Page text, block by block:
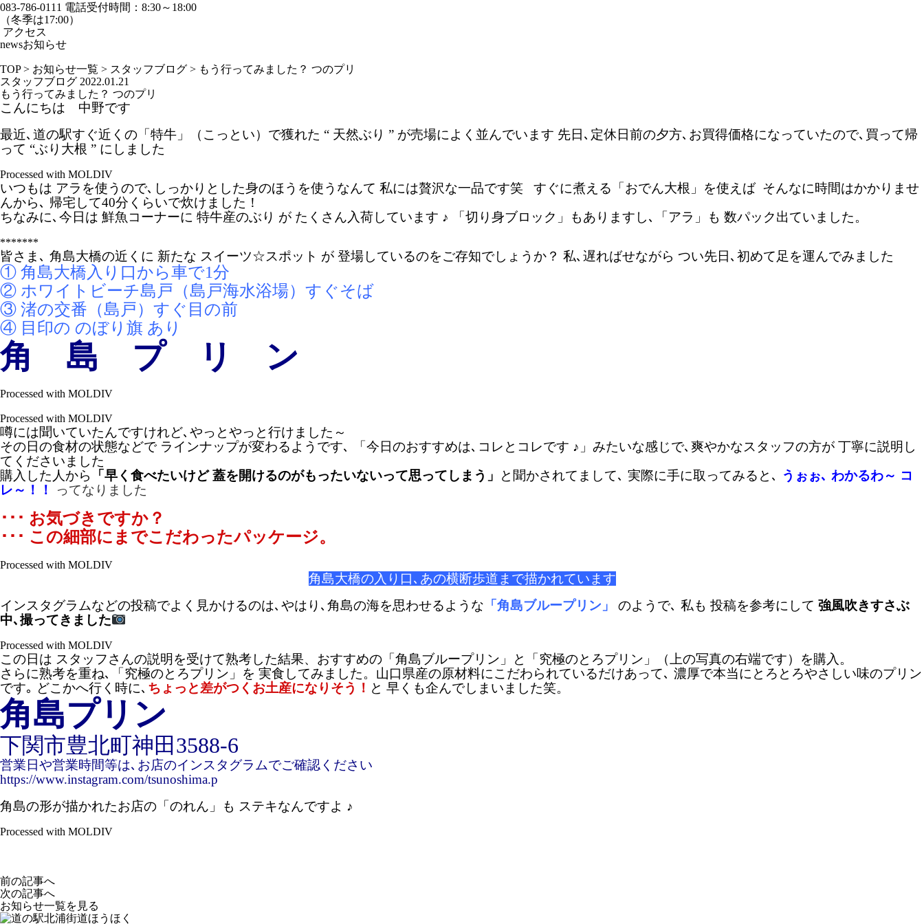
083-786-0111 電話受付時間：8:30～18:00
（冬季は17:00）
アクセス
newsお知らせ
TOP> お知らせ一覧 > スタッフブログ > もう行ってみました？ つのプリ
スタッフブログ 2022.01.21
もう行ってみました？ つのプリ
こんにちは 中野です
最近､道の駅すぐ近くの「特牛」（こっとい）で獲れた “ 天然ぶり ” が売場によく並んでいます 先日､定休日前の夕方､お買得価格になっていたので､買って帰
って “ぶり大根 ” にしました
Processed with MOLDIV
いつもは アラを使うので､しっかりとした身のほうを使うなんて 私には贅沢な一品です笑 すぐに煮える「おでん大根」を使えば そんなに時間はかかりませ
んから､ 帰宅して40分くらいで炊けました！
ちなみに､今日は 鮮魚コーナーに 特牛産のぶり が たくさん入荷しています ♪ 「切り身ブロック」もありますし､「アラ」も 数パック出ていました。
*******
皆さま､ 角島大橋の近くに 新たな スイーツ☆スポット が 登場しているのをご存知でしょうか？ 私､遅ればせながら つい先日､初めて足を運んでみました
① 角島大橋入り口から車で1分
② ホワイトビーチ島戸（島戸海水浴場）すぐそば
③ 渚の交番（島戸）すぐ目の前
④ 目印の のぼり旗 あり
角 島 プ リ ン
Processed with MOLDIV
Processed with MOLDIV
噂には聞いていたんですけれど､やっとやっと行けました～
その日の食材の状態などで ラインナップが変わるようです､ 「今日のおすすめは､コレとコレです ♪」みたいな感じで､爽やかなスタッフの方が 丁寧に説明し
てくださいました
購入した人から
「早く食べたいけど 蓋を開けるのがもったいないって思ってしまう」 と聞かされてまして､ 実際に手に取ってみると､
うぉぉ､ わかるわ～ コ
レ～！！
ってなりました
･･･ お気づきですか？
･･･ この細部にまでこだわったパッケージ。
Processed with MOLDIV
角島大橋の入り口､あの横断歩道まで描かれています
インスタグラムなどの投稿でよく見かけるのは､やはり､角島の海を思わせるような 「角島ブループリン」 のようで､ 私も 投稿を参考にして 強風吹きすさぶ
中､撮ってきました
Processed with MOLDIV
この日は スタッフさんの説明を受けて熟考した結果、おすすめの「角島ブループリン」と「究極のとろプリン」（上の写真の右端です）を購入。
さらに熟考を重ね､「究極のとろプリン」を 実食してみました。 山口県産の原材料にこだわられているだけあって､ 濃厚で本当にとろとろやさしい味のプリン
です｡ どこかへ行く時に､ ちょっと差がつくお土産になりそう！ と 早くも企んでしまいました笑。
角島プリン
下関市豊北町神田3588-6
営業日や営業時間等は､お店のインスタグラムでご確認ください
https://www.instagram.com/tsunoshima.p
角島の形が描かれたお店の「のれん」も ステキなんですよ ♪
Processed with MOLDIV
前の記事へ
次の記事へ
お知らせ一覧を見る